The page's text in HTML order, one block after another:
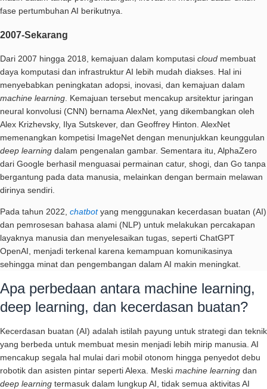
fase pertumbuhan AI berikutnya.
2007-Sekarang
Dari 2007 hingga 2018, kemajuan dalam komputasi cloud membuat
daya komputasi dan infrastruktur AI lebih mudah diakses. Hal ini
menyebabkan peningkatan adopsi, inovasi, dan kemajuan dalam
machine learning. Kemajuan tersebut mencakup arsitektur jaringan
neural konvolusi (CNN) bernama AlexNet, yang dikembangkan oleh
Alex Krizhevsky, Ilya Sutskever, dan Geoffrey Hinton. AlexNet
memenangkan kompetisi ImageNet dengan menunjukkan keunggulan
deep learning dalam pengenalan gambar. Sementara itu, AlphaZero
dari Google berhasil menguasai permainan catur, shogi, dan Go tanpa
bergantung pada data manusia, melainkan dengan bermain melawan
dirinya sendiri.
Pada tahun 2022, chatbotyang menggunakan kecerdasan buatan (AI)
dan pemrosesan bahasa alami (NLP) untuk melakukan percakapan
layaknya manusia dan menyelesaikan tugas, seperti ChatGPT
OpenAI, menjadi terkenal karena kemampuan komunikasinya
sehingga minat dan pengembangan dalam AI makin meningkat.
Apa perbedaan antara machine learning,
deep learning, dan kecerdasan buatan?
Kecerdasan buatan (AI) adalah istilah payung untuk strategi dan teknik
yang berbeda untuk membuat mesin menjadi lebih mirip manusia. AI
mencakup segala hal mulai dari mobil otonom hingga penyedot debu
robotik dan asisten pintar seperti Alexa. Meski machine learning dan
deep learning termasuk dalam lungkup AI, tidak semua aktivitas AI